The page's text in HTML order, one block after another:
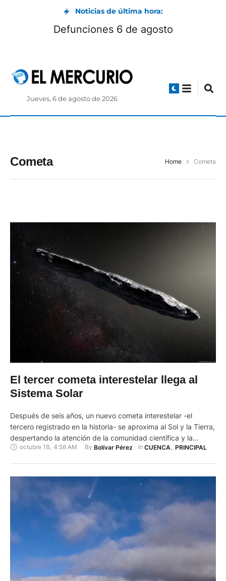
Noticias de última hora:
Defunciones 6 de agosto
Jueves, 6 de agosto de 2026
Cometa Home Cometa
El tercer cometa interestelar llega al
Sistema Solar
Después de seis años, un nuevo cometa interestelar -el
tercero registrado en la historia- se aproxima al Sol y la Tierra,
despertando la atención de la comunidad científica y la
curiosidad de la población. Este cometa fue descubierto el
octubre 18, 4:58 AM By Bolívar Pérez In CUENCA PRINCIPAL